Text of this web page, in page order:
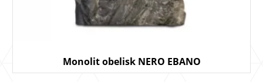
Monolit obelisk NERO EBANO